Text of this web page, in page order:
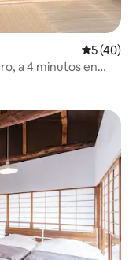
5 (40)
a 4 minutos en